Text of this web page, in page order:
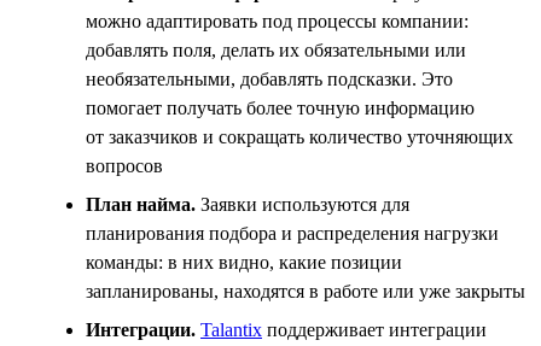
можно адаптировать под процессы компании:
добавлять поля, делать их обязательными или
необязательными, добавлять подсказки. Это
помогает получать более точную информацию
от заказчиков и сокращать количество уточняющих
вопросов
План найма. Заявки используются для
планирования подбора и распределения нагрузки
команды: в них видно, какие позиции
запланированы, находятся в работе или уже закрыты
Интеграции. Talantix поддерживает интеграции